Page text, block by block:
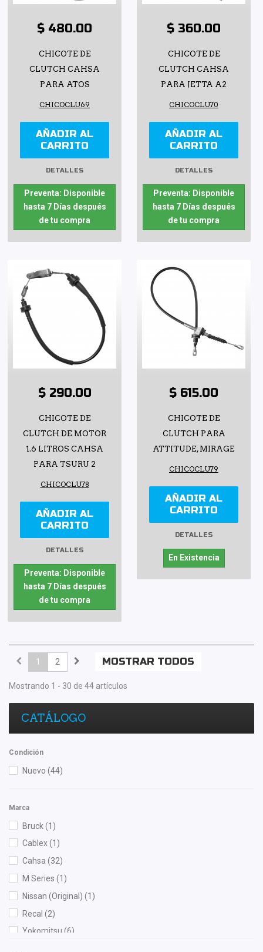
$ 480.00
CHICOTE DE
CLUTCH CAHSA
PARA ATOS
CHICOCLU69
AÑADIR AL
CARRITO
DETALLES
Preventa: Disponible
hasta 7 Días después
de tu compra
$ 360.00
CHICOTE DE
CLUTCH CAHSA
PARA JETTA A2
CHICOCLU70
AÑADIR AL
CARRITO
DETALLES
Preventa: Disponible
hasta 7 Días después
de tu compra
$ 290.00
CHICOTE DE
CLUTCH DE MOTOR
1.6 LITROS CAHSA
PARA TSURU 2
CHICOCLU78
AÑADIR AL
CARRITO
DETALLES
Preventa: Disponible
hasta 7 Días después
de tu compra
$ 615.00
CHICOTE DE
CLUTCH PARA
ATTITUDE, MIRAGE
CHICOCLU79
AÑADIR AL
CARRITO
DETALLES
En Existencia
MOSTRAR TODOS
1 2
Mostrando 1 - 30 de 44 artículos
CATÁLOGO
Condición
Nuevo (44)
Marca
Bruck(1)
Cablex(1)
Cahsa (32)
M Series (1)
Nissan (Original) (1)
Recal (2)
Yokomitsu (6)